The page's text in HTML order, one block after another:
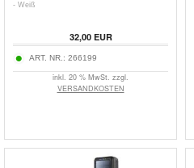
- Weiß
32,00EUR
ART. NR.: 266199
inkl. 20 % MwSt. zzgl.
VERSANDKOSTEN